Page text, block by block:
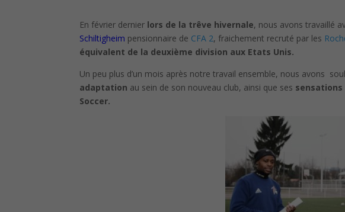
En février dernier lors de la trêve hivernale, nous avons travaillé
Schiltigheim pensionnaire de CFA 2, fraichement recruté par les
équivalent de la deuxième division aux Etats Unis.
Un peu plus d’un mois après notre travail ensemble, nous avons
adaptation au sein de son nouveau club, ainsi que ses sensations
Soccer.